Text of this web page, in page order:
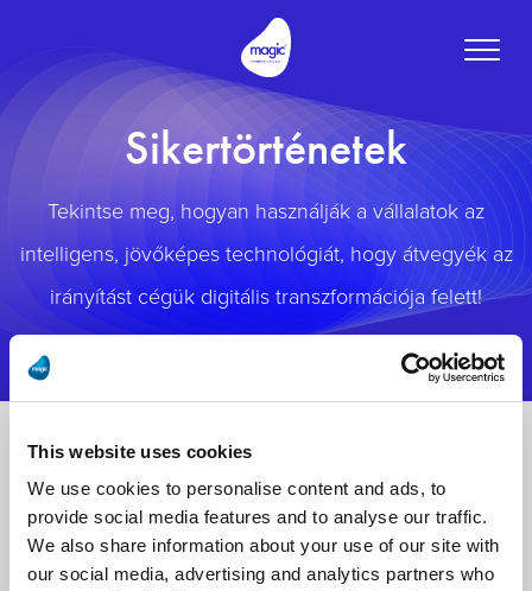
This website uses cookies
We use cookies to personalise content and ads, to
provide social media features and to analyse our traffic.
We also share information about your use of our site with
our social media, advertising and analytics partners who
Toggle
Sikertörténetek
Tekintse meg, hogyan használják a vállalatok az
intelligens, jövőképes technológiát, hogy átvegyék az
irányítást cégük digitális transzformációja felett!